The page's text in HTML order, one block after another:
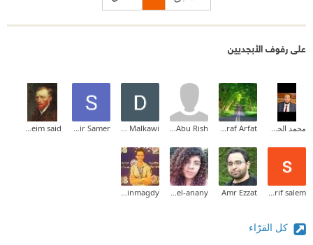
على رفوف الأبجديين
محمد الحمزاوى Ashraf Arfat
Ala Abu Rish
Dania Malkawi
Samir Samer
moneim said
sherif salem
Amr Ezzat
sarah el-anany
ahmedbinmagdy
كل القرّاء